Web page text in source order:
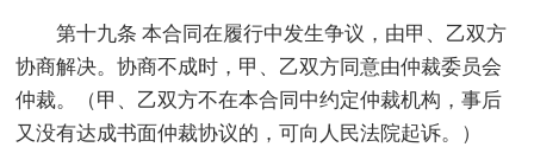
第十九条 本合同在履行中发生争议，由甲、乙双方
协商解决。协商不成时，甲、乙双方同意由仲裁委员会
仲裁。（甲、乙双方不在本合同中约定仲裁机构，事后
又没有达成书面仲裁协议的，可向人民法院起诉。）